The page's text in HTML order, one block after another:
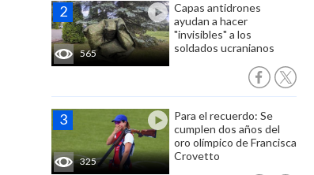
565
Capas antidrones
ayudan a hacer
"invisibles" a los
soldados ucranianos
325
Para el recuerdo: Se
cumplen dos años del
oro olímpico de Francisca
Crovetto